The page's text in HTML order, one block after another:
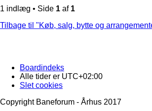
1 indlæg • Side 1 af 1
Tilbage til "Køb, salg, bytte og
Boardindeks
Alle tider er UTC+02:00
Slet cookies
Copyright Baneforum - Århus 2017